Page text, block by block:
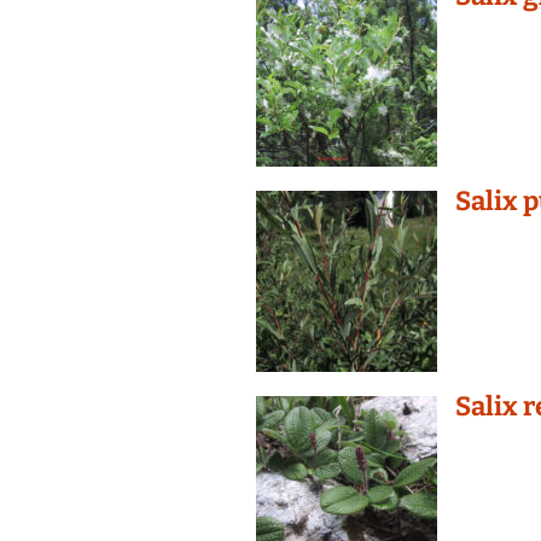
Salix
Salix